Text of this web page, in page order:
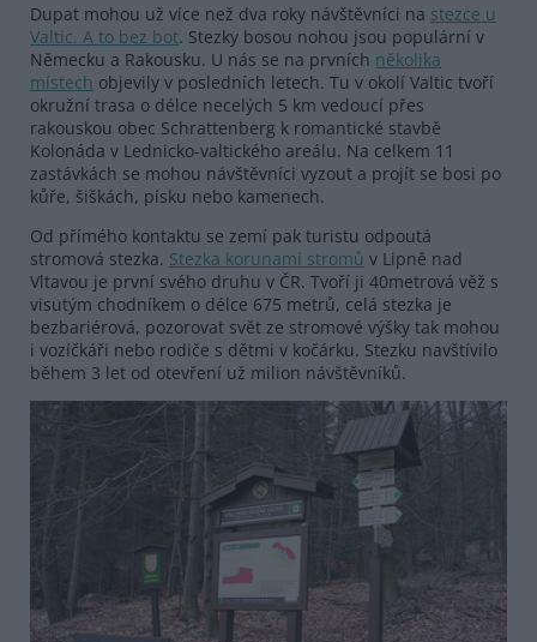
Dupat mohou už více než dva roky návštěvníci na stezce u
Valtic. A to bez bot. Stezky bosou nohou jsou populární v
Německu a Rakousku. U nás se na prvních několika
místech objevily v posledních letech. Tu v okolí Valtic tvoří
okružní trasa o délce necelých 5 km vedoucí přes
rakouskou obec Schrattenberg k romantické stavbě
Kolonáda v Lednicko-valtického areálu. Na celkem 11
zastávkách se mohou návštěvníci vyzout a projít se bosi po
kůře, šiškách, písku nebo kamenech.
Od přímého kontaktu se zemí pak turistu odpoutá
stromová stezka. Stezka korunami stromů v Lipně nad
Vltavou je první svého druhu v ČR. Tvoří ji 40metrová věž s
visutým chodníkem o délce 675 metrů, celá stezka je
bezbariérová, pozorovat svět ze stromové výšky tak mohou
i vozíčkáři nebo rodiče s dětmi v kočárku. Stezku navštívilo
během 3 let od otevření už milion návštěvníků.